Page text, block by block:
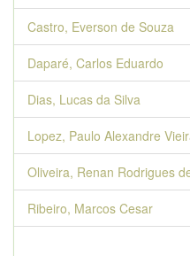
Castro, Everson de Souza
Daparé, Carlos Eduardo
Dias, Lucas da Silva
Lopez, Paulo Alexandre
Oliveira, Renan Rodrigues
Ribeiro, Marcos Cesar